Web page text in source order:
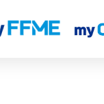
Classements